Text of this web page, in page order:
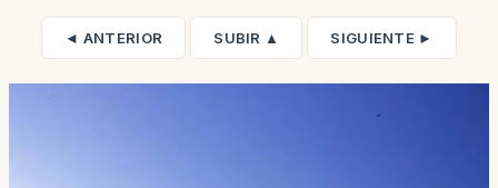
◄ ANTERIOR SUBIR ▲ SIGUIENTE ►